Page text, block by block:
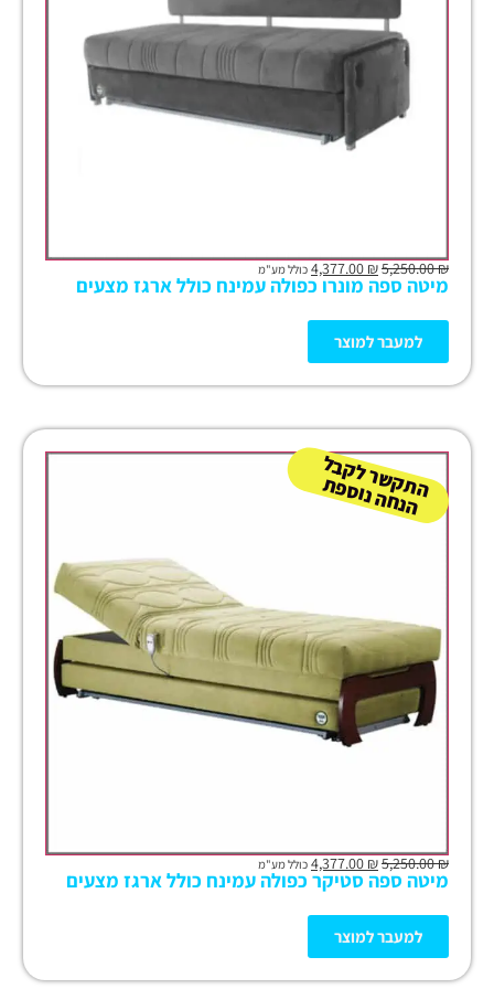
₪
5,250.00
₪ כולל מע"מ
מיטה ספה מונרו כפולה עמינח כולל ארגז מצעים
למעבר למוצר
ה
ת
ק
ש
ר
ל
ק
ב
ל
הנ
ח
ה נו
ס
פ
ת
₪
5,250.00
₪ כולל מע"מ
מיטה ספה סטיקר כפולה עמינח כולל ארגז מצעים
למעבר למוצר